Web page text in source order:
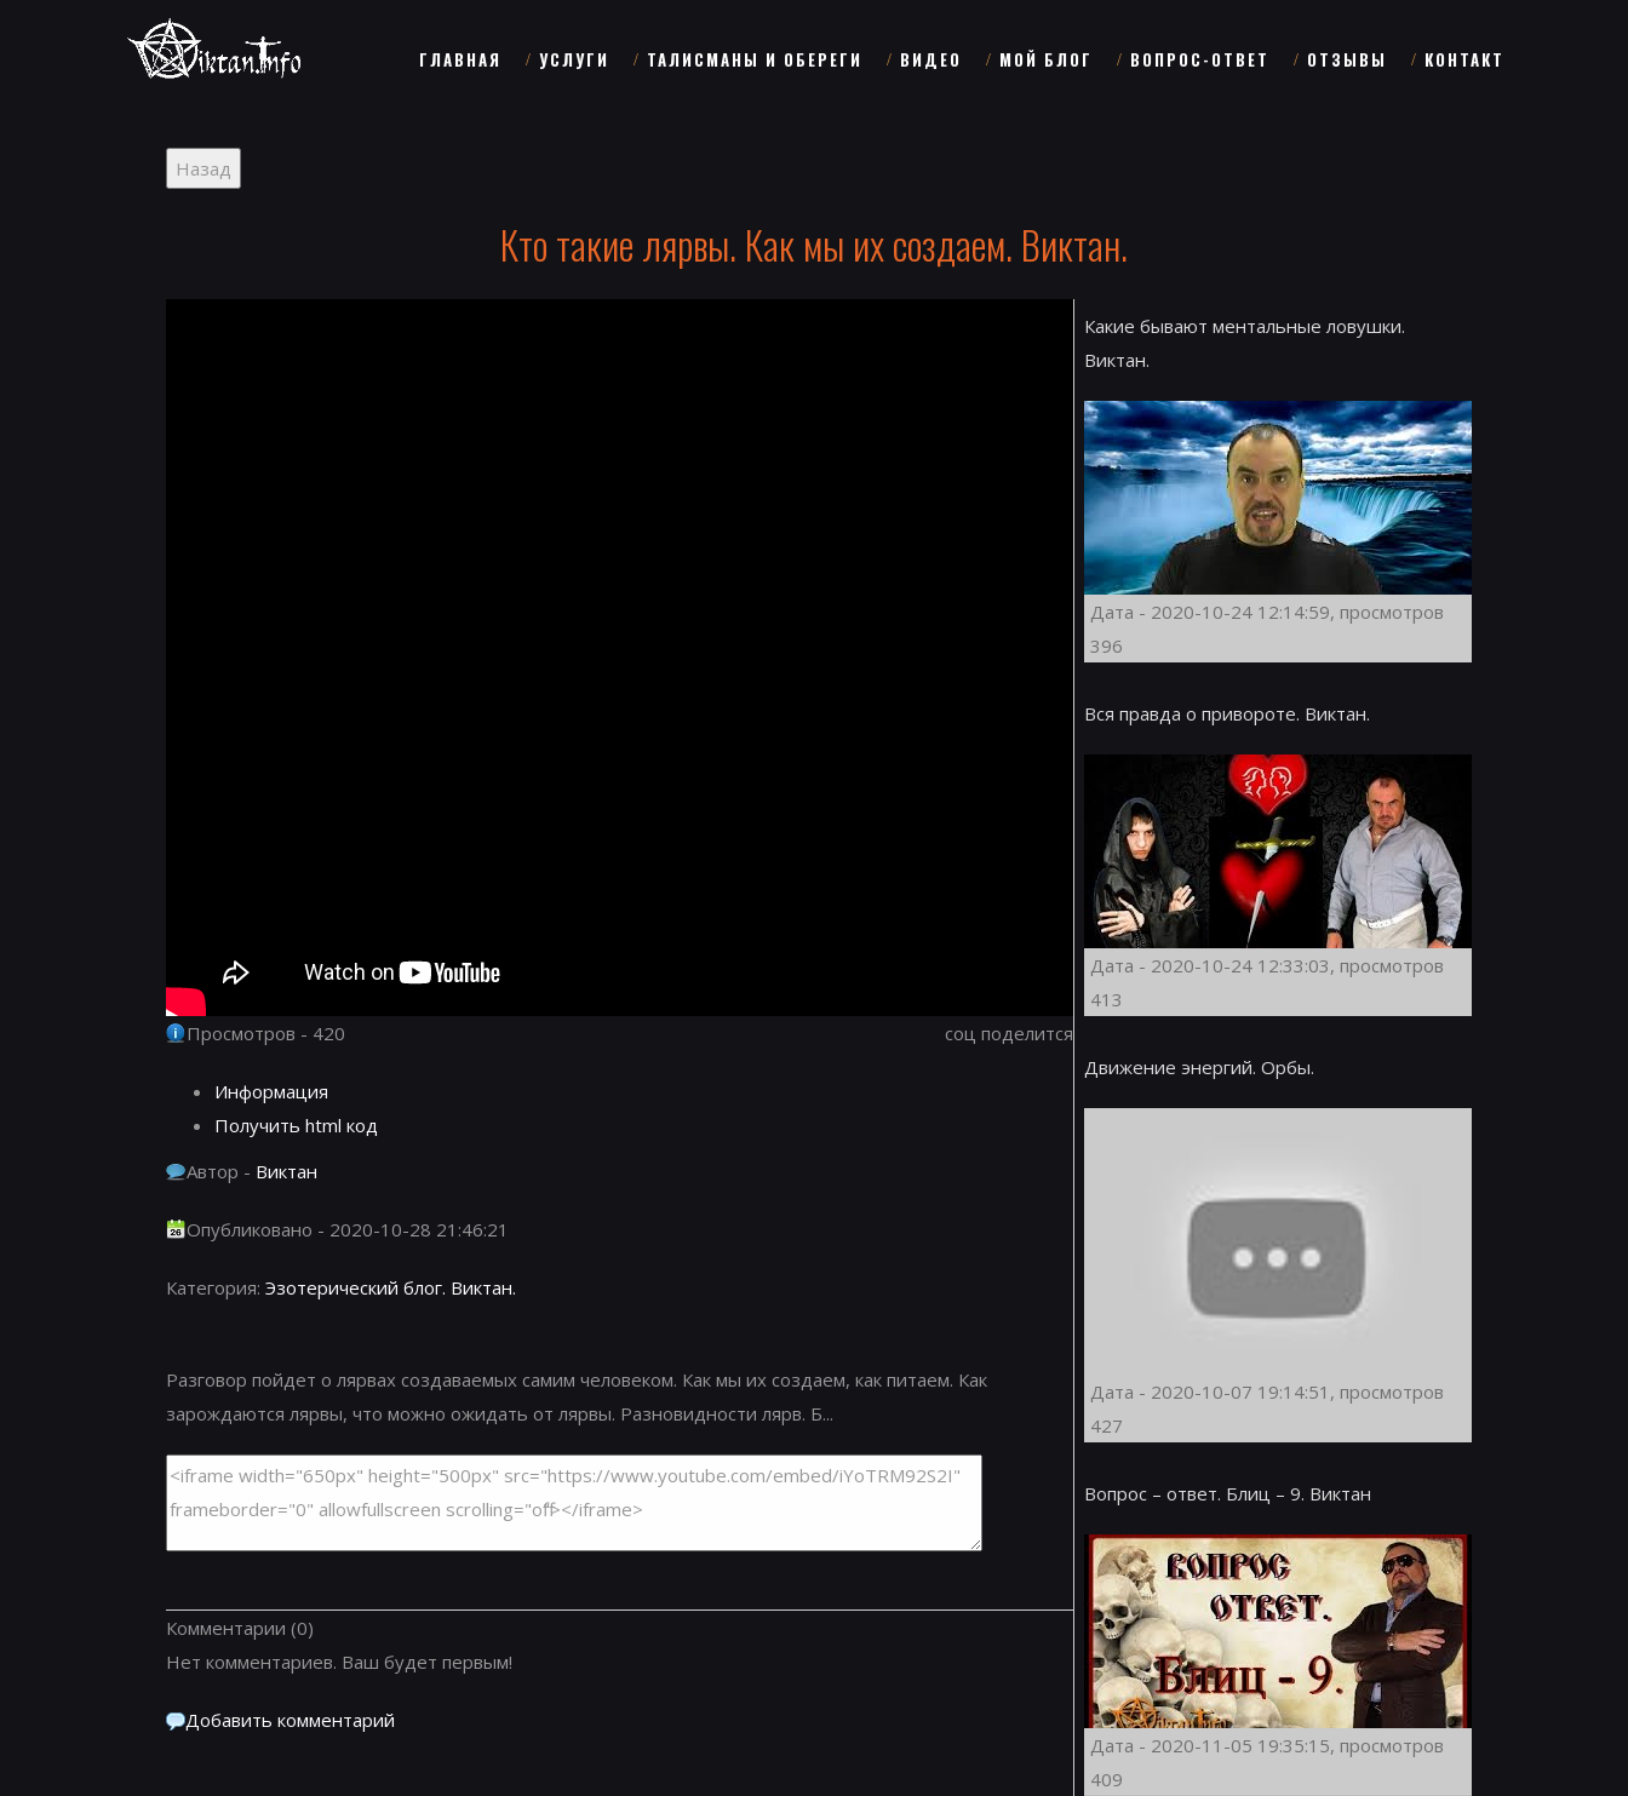
ГЛАВНАЯ УСЛУГИ ТАЛИСМАНЫ И ОБЕРЕГИ ВИДЕО МОЙ БЛОГ ВОПРОС-ОТВЕТ ОТЗЫВЫ КОНТАКТ
Кто такие лярвы. Как мы их создаем. Виктан.
Просмотров - 420 соц поделится
Информация
Получить html код
Автор - Виктан
Опубликовано - 2020-10-28 21:46:21
Категория: Эзотерический блог. Виктан.
Разговор пойдет о лярвах создаваемых самим человеком. Как мы их создаем, как питаем. Как
зарождаются лярвы, что можно ожидать от лярвы. Разновидности лярв. Б...
Комментарии (0)
Нет комментариев. Ваш будет первым!
Добавить комментарий
Какие бывают ментальные ловушки.
Виктан.
Дата - 2020-10-24 12:14:59, просмотров
396
Вся правда о привороте. Виктан.
Дата - 2020-10-24 12:33:03, просмотров
413
Движение энергий. Орбы.
Дата - 2020-10-07 19:14:51, просмотров
427
Вопрос – ответ. Блиц – 9. Виктан
Дата - 2020-11-05 19:35:15, просмотров
409